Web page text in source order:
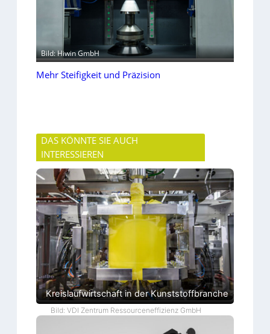
Bild: Hiwin GmbH
Mehr Steifigkeit und Präzision
DAS KÖNNTE SIE AUCH
INTERESSIEREN
Kreislaufwirtschaft in der Kunststoffbranche
Bild: VDI Zentrum Ressourceneffizienz GmbH